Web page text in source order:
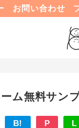
お問い合わせ
ム無料サン
B! P L